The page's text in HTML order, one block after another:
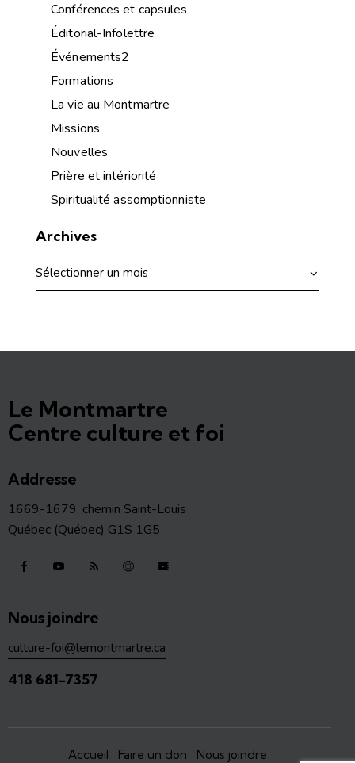
Conférences et capsules
Éditorial-Infolettre
Événements2
Formations
La vie au Montmartre
Missions
Nouvelles
Prière et intériorité
Spiritualité assomptionniste
Archives
Le Montmartre
Centre culture et foi
Addresse
1669-1679, chemin Saint-Louis
Québec (Québec) G1S 1G5
Nous joindre
culture-foi@lemontmartre.ca
418 681-7357
Accueil Faire un don Nous joindre